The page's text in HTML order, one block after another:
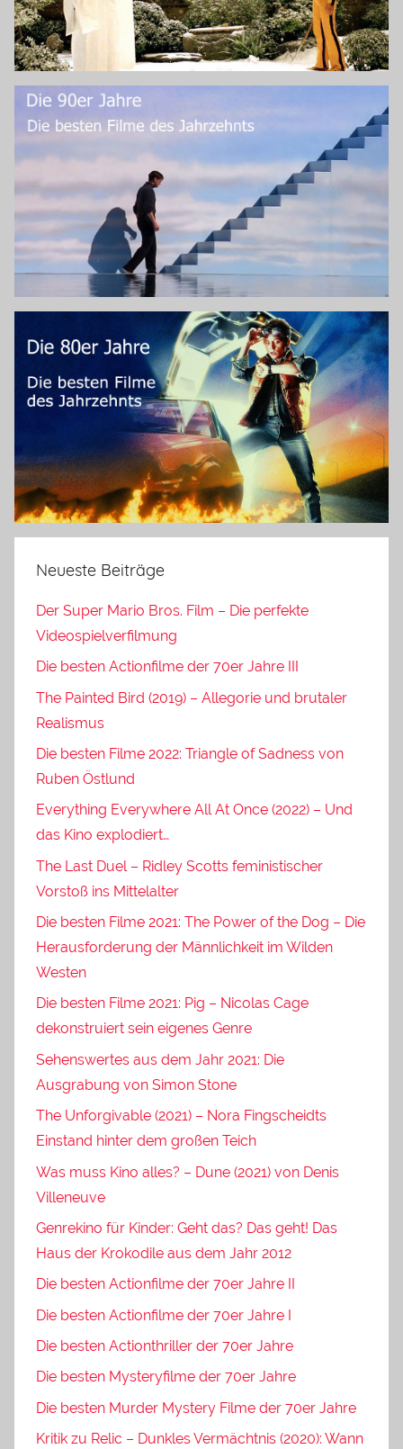
Neueste Beiträge
Der Super Mario Bros. Film – Die perfekte
Videospielverfilmung
Die besten Actionfilme der 70er Jahre III
The Painted Bird (2019) – Allegorie und brutaler
Realismus
Die besten Filme 2022: Triangle of Sadness von
Ruben Östlund
Everything Everywhere All At Once (2022) – Und
das Kino explodiert…
The Last Duel – Ridley Scotts feministischer
Vorstoß ins Mittelalter
Die besten Filme 2021: The Power of the Dog – Die
Herausforderung der Männlichkeit im Wilden
Westen
Die besten Filme 2021: Pig – Nicolas Cage
dekonstruiert sein eigenes Genre
Sehenswertes aus dem Jahr 2021: Die
Ausgrabung von Simon Stone
The Unforgivable (2021) – Nora Fingscheidts
Einstand hinter dem großen Teich
Was muss Kino alles? – Dune (2021) von Denis
Villeneuve
Genrekino für Kinder: Geht das? Das geht! Das
Haus der Krokodile aus dem Jahr 2012
Die besten Actionfilme der 70er Jahre II
Die besten Actionfilme der 70er Jahre I
Die besten Actionthriller der 70er Jahre
Die besten Mysteryfilme der 70er Jahre
Die besten Murder Mystery Filme der 70er Jahre
Kritik zu Relic – Dunkles Vermächtnis (2020): Wann